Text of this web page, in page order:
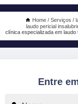
Home Serviços
laudo pericial
clínica especializada em
Entre